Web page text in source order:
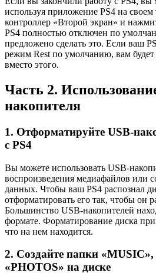
используя приложение PS4 на своем
контроллер «Второй экран» и
PS4 полностью отключен по
предложено сделать это. Если ваш
режим Rest по умолчанию, вам будет
вместо этого.
Часть 2.
накопителя
1. Отформатируйте USB-
с PS4
Вы можете использовать USB-
воспроизведения медиафайлов или
данных. Чтобы ваш PS4 распознал
отформатировать его так, чтобы он
Большинство USB-накопителей
формате. Форматирование диска
что на нем находится.
2. Создайте папки
«PHOTOS» на диске